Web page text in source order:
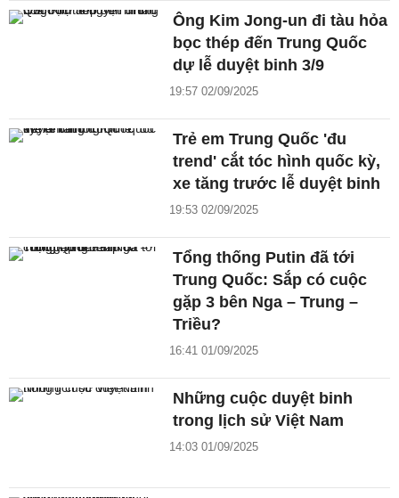
Ông Kim Jong-un đi tàu hỏa
bọc thép đến Trung Quốc
dự lễ duyệt binh 3/9
19:57 02/09/2025
Trẻ em Trung Quốc 'đu
trend' cắt tóc hình quốc kỳ,
xe tăng trước lễ duyệt binh
19:53 02/09/2025
Tổng thống Putin đã tới
Trung Quốc: Sắp có cuộc
gặp 3 bên Nga – Trung –
Triều?
16:41 01/09/2025
Những cuộc duyệt binh
trong lịch sử Việt Nam
14:03 01/09/2025